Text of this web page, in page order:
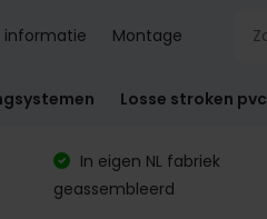
informatie Montage
Losse stroken pvc
In eigen NL fabriek
geassembleerd